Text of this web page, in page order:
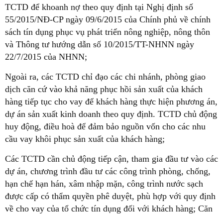
TCTD để khoanh nợ theo quy định tại Nghị định số
55/2015/NĐ-CP ngày 09/6/2015 của Chính phủ về chính
sách tín dụng phục vụ phát triển nông nghiệp, nông thôn
và Thông tư hướng dẫn số 10/2015/TT-NHNN ngày
22/7/2015 của NHNN;
Ngoài ra, các TCTD chỉ đạo các chi nhánh, phòng giao
dịch căn cứ vào khả năng phục hồi sản xuất của khách
hàng tiếp tục cho vay để khách hàng thực hiện phương án,
dự án sản xuất kinh doanh theo quy định. TCTD chủ động
huy động, điều hoà để đảm bảo nguồn vốn cho các nhu
cầu vay khôi phục sản xuất của khách hàng;
Các TCTD cần chủ động tiếp cận, tham gia đầu tư vào các
dự án, chương trình đầu tư các công trình phòng, chống,
hạn chế hạn hán, xâm nhập mặn, công trình nước sạch
được cấp có thẩm quyền phê duyệt, phù hợp với quy định
về cho vay của tổ chức tín dụng đối với khách hàng; Căn